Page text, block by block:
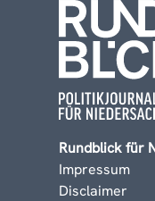
Rundblick für
Impressum
Disclaimer